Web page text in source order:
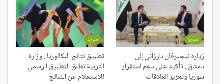
سوريا
زيارة نيجيرفان بارزاني إلى
دمشق.. تأكيد على دعم استقرار
سوريا وتعزيز العلاقات
سوريا
تطبيق نتائج البكالوريا.. وزارة
التربية تطلق التطبيق الرسمي
للاستعلام عن النتائج